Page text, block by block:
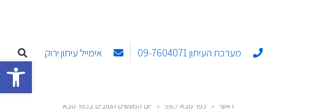
פתח מערכת העיתון 09-7604071 אימייל עיתון ירוק
ראשי » כפר סבא 5,6,7 » יום המעשים הטובים בכפר סבא